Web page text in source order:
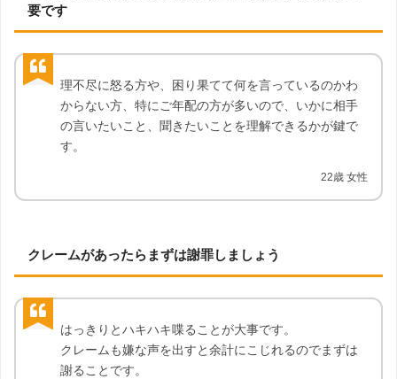
要です
理不尽に怒る方や、困り果てて何を言っているのかわ
からない方、特にご年配の方が多いので、いかに相手
の言いたいこと、聞きたいことを理解できるかが鍵で
す。
22歳 女性
クレームがあったらまずは謝罪しましょう
はっきりとハキハキ喋ることが大事です。
クレームも嫌な声を出すと余計にこじれるのでまずは
謝ることです。